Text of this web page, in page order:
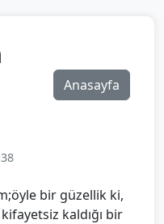
Anasayfa
bir güzellik ki,
kaldığı bir